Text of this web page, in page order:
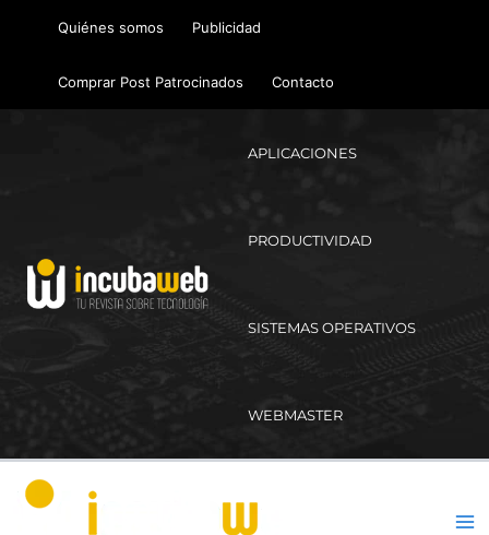
Quiénes somos Publicidad
Comprar Post Patrocinados Contacto
APLICACIONES
PRODUCTIVIDAD
SISTEMAS OPERATIVOS
WEBMASTER